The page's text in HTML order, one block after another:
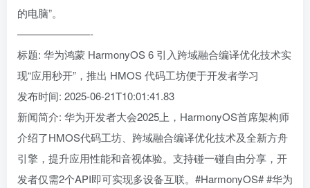
的电脑”。
———————-
标题: 华为鸿蒙 HarmonyOS 6 引入跨域融合编译优化技术实
现“应用秒开”，推出 HMOS 代码工坊便于开发者学习
发布时间: 2025-06-21T10:01:41.83
新闻简介: 华为开发者大会2025上，HarmonyOS首席架构师
介绍了HMOS代码工坊、跨域融合编译优化技术及全新方舟
引擎，提升应用性能和音视体验。支持碰一碰自由分享，开
发者仅需2个API即可实现多设备互联。#HarmonyOS# #华为